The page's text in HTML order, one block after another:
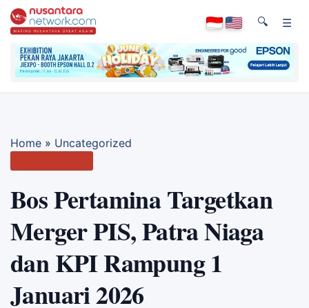
🔍 ☰
Home » Uncategorized
Bos Pertamina Targetkan
Merger PIS, Patra Niaga
dan KPI Rampung 1
Januari 2026